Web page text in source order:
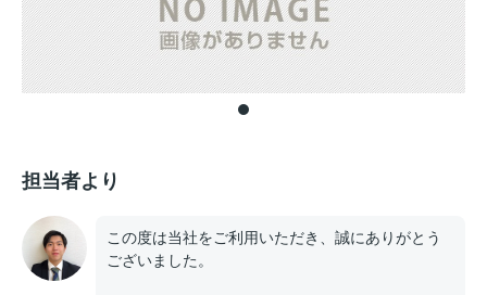
担当者より
この度は当社をご利用いただき、誠にありがとう
ございました。